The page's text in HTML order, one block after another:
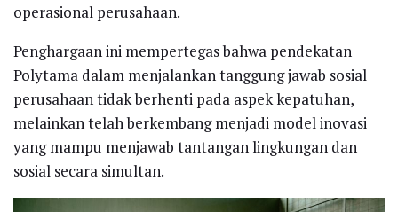
operasional perusahaan.
Penghargaan ini mempertegas bahwa pendekatan
Polytama dalam menjalankan tanggung jawab sosial
perusahaan tidak berhenti pada aspek kepatuhan,
melainkan telah berkembang menjadi model inovasi
yang mampu menjawab tantangan lingkungan dan
sosial secara simultan.